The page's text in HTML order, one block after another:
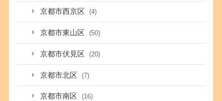
京都市西京区 (4)
京都市東山区 (50)
京都市伏見区 (20)
京都市北区 (7)
京都市南区 (16)